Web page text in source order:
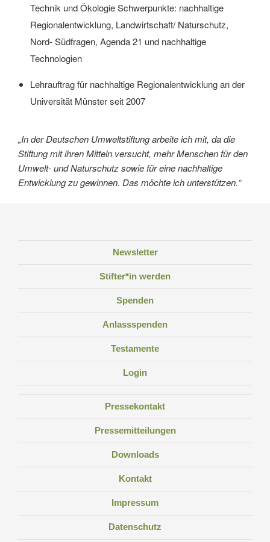
Technik und Ökologie Schwerpunkte: nachhaltige
Regionalentwicklung, Landwirtschaft/ Naturschutz,
Nord- Südfragen, Agenda 21 und nachhaltige
Technologien
Lehrauftrag für nachhaltige Regionalentwicklung an der
Universität Münster seit 2007
„In der Deutschen Umweltstiftung arbeite ich mit, da die
Stiftung mit ihren Mitteln versucht, mehr Menschen für den
Umwelt- und Naturschutz sowie für eine nachhaltige
Entwicklung zu gewinnen. Das möchte ich unterstützen.“
Newsletter
Stifter*in werden
Spenden
Anlassspenden
Testamente
Login
Pressekontakt
Pressemitteilungen
Downloads
Kontakt
Impressum
Datenschutz